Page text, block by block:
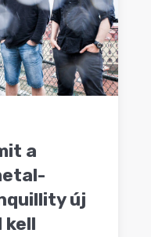
a
új
kell